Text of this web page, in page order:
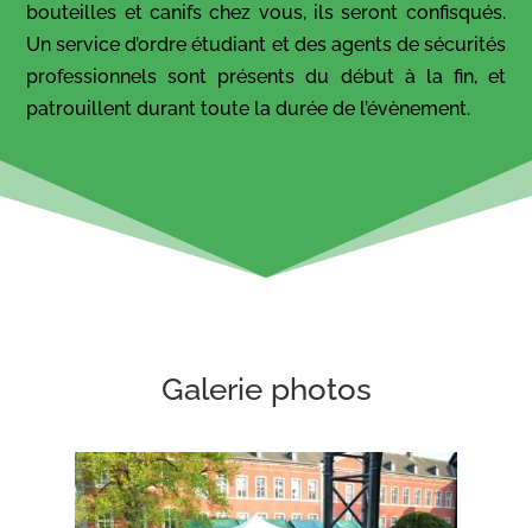
bouteilles et canifs chez vous, ils seront confisqués.
Un service d’ordre étudiant et des agents de sécurités
professionnels sont présents du début à la fin, et
patrouillent durant toute la durée de l’évènement.
Galerie photos